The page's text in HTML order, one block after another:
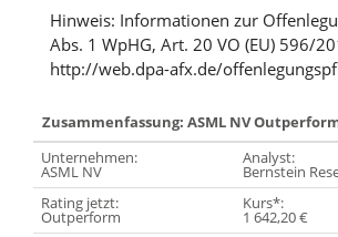
Hinweis: Informationen zur
Abs. 1 WpHG, Art. 20 VO (EU) 596/
http://web.dpa-afx.de/
Zusammenfassung: ASML NV
Unternehmen:
ASML NV
Analyst:
Bernstein
Rating jetzt:
Outperform
Kurs*:
1 642,20 €